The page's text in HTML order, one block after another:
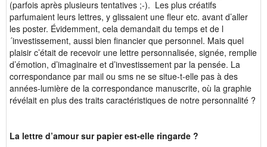
(parfois après plusieurs tentatives ;-). Les plus créatifs
parfumaient leurs lettres, y glissaient une fleur etc. avant d’aller
les poster. Évidemment, cela demandait du temps et de l
´investissement, aussi bien financier que personnel. Mais quel
plaisir c’était de recevoir une lettre personnalisée, signée, remplie
d’émotion, d’imaginaire et d’investissement par la pensée. La
correspondance par mail ou sms ne se situe-t-elle pas à des
années-lumière de la correspondance manuscrite, où la graphie
révélait en plus des traits caractéristiques de notre personnalité ?
La lettre d’amour sur papier est-elle ringarde ?